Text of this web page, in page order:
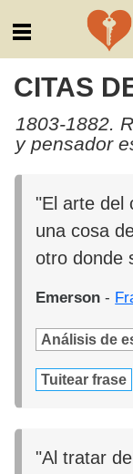
CITAS
1803-1882.
y pensador
"El arte del
una cosa
otro donde
Emerson -
Análisis de
Tuitear frase
"Al tratar